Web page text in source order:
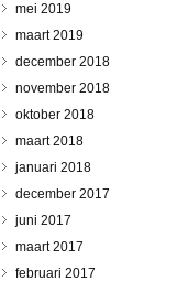
mei 2019
maart 2019
december 2018
november 2018
oktober 2018
maart 2018
januari 2018
december 2017
juni 2017
maart 2017
februari 2017